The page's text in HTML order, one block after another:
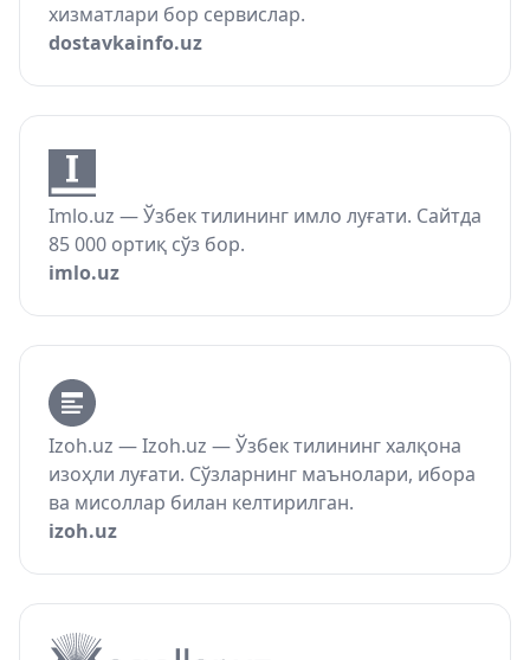
хизматлари бор сервислар.
dostavkainfo.uz
Imlo.uz — Ўзбек тилининг имло луғати. Сайтда
85 000 ортиқ сўз бор.
imlo.uz
Izoh.uz — Izoh.uz — Ўзбек тилининг халқона
изоҳли луғати. Сўзларнинг маънолари, ибора
ва мисоллар билан келтирилган.
izoh.uz